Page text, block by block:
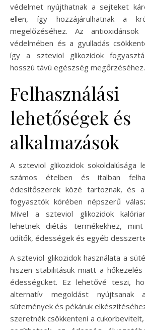
védelmet nyújthatnak a sejteket
ellen, így hozzájárulhatnak a
megelőzéséhez. Az
védelmében és a gyulladás
így a szteviol glikozidok
hosszú távú egészség megőrzéséhez.
Felhasználási
lehetőségek és
alkalmazások
A szteviol glikozidok sokoldalúsága
számos ételben és italban
édesítőszerek közé tartoznak, és
fogyasztók körében népszerű
Mivel a szteviol glikozidok
lehetnek diétás termékekhez,
üdítők, édességek és egyéb
A szteviol glikozidok használata a
hiszen stabilitásuk miatt a
édességüket. Ez lehetővé teszi,
alternatív megoldást nyújtsanak
sütemények és pékáruk
szeretnék csökkenteni a